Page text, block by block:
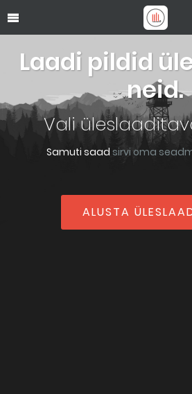
Laadi pildid
neid.
Vali
Samuti saad sirvi oma
ALUSTA